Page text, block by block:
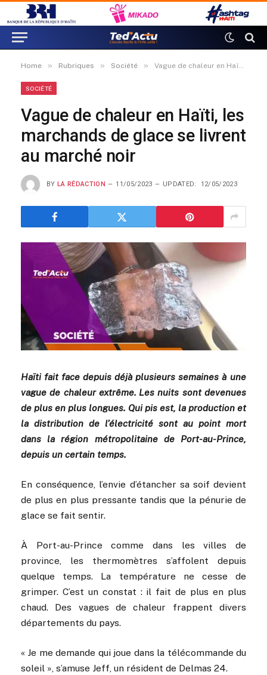
Home » Rubriques » Société » Vague de chaleur en Haïti, les marchands de glace se livrent au marché noir
SOCIÉTÉ
Vague de chaleur en Haïti, les
marchands de glace se livrent
au marché noir
BY LA RÉDACTION 11/05/2023 UPDATED: 12/05/2023
Haïti fait face depuis déjà plusieurs semaines à une
vague de chaleur extrême. Les nuits sont devenues
de plus en plus longues. Qui pis est, la production et
la distribution de l’électricité sont au point mort
dans la région métropolitaine de Port-au-Prince,
depuis un certain temps.
En conséquence, l’envie d’étancher sa soif devient
de plus en plus pressante tandis que la pénurie de
glace se fait sentir.
À Port-au-Prince comme dans les villes de
province, les thermomètres s’affolent depuis
quelque temps. La température ne cesse de
grimper. C’est un constat : il fait de plus en plus
chaud. Des vagues de chaleur frappent divers
départements du pays.
« Je me demande qui joue dans la télécommande du
soleil », s’amuse Jeff, un résident de Delmas 24.